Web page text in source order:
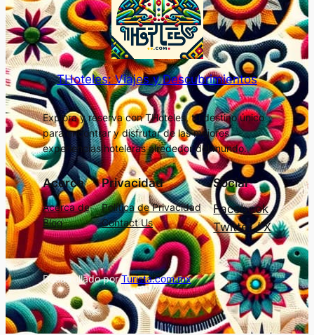
THoteles: Viajes y Descubrimientos
Explora y reserva con THoteles, tu destino único
para encontrar y disfrutar de las mejores
experiencias hoteleras alrededor del mundo.
Acerca
Acerca de
Blog
Privacidad
Política de Privacidad
Contact Us
Social
Facebook
Twitter / X
Desarrollado porTurista.com.mx